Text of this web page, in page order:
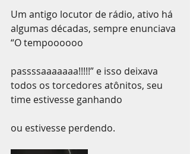
Um antigo locutor de rádio, ativo há
algumas décadas, sempre enunciava
“O tempoooooo
passssaaaaaaa!!!!!” e isso deixava
todos os torcedores atônitos, seu
time estivesse ganhando
ou estivesse perdendo.